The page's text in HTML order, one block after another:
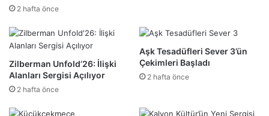
2 hafta önce
Zilberman Unfold’26: İlişki
Alanları Sergisi Açılıyor
2 hafta önce
Aşk Tesadüfleri Sever 3’ün
Çekimleri Başladı
2 hafta önce